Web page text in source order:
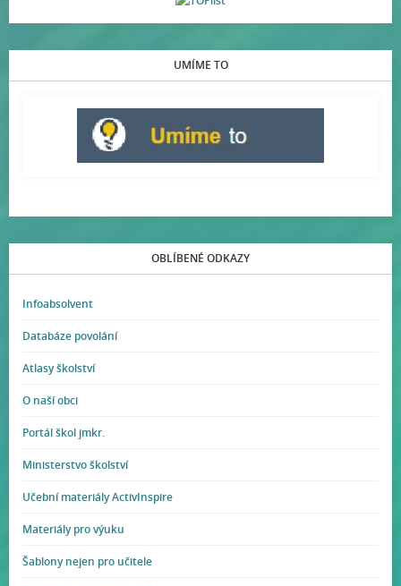
UMÍME TO
OBLÍBENÉ ODKAZY
Infoabsolvent
Databáze povolání
Atlasy školství
O naší obci
Portál škol jmkr.
Ministerstvo školství
Učební materiály ActivInspire
Materiály pro výuku
Šablony nejen pro učitele